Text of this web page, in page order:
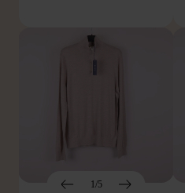
1/5